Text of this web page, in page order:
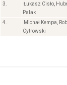
3.
Łukasz Cisło,
Palak
4.
Michał Kempa,
Cytrowski